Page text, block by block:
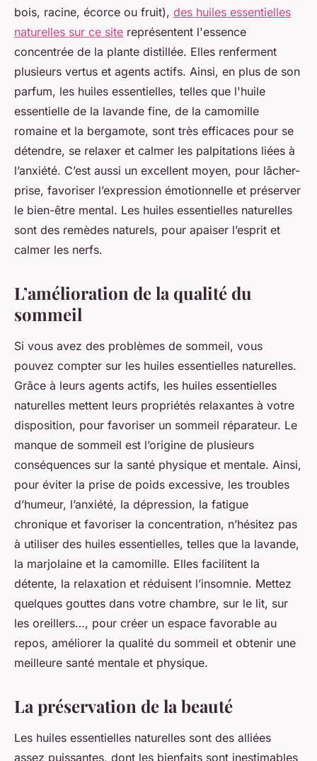
bois, racine, écorce ou fruit), des huiles essentielles
naturelles sur ce site représentent l'essence
concentrée de la plante distillée. Elles renferment
plusieurs vertus et agents actifs. Ainsi, en plus de son
parfum, les huiles essentielles, telles que l'huile
essentielle de la lavande fine, de la camomille
romaine et la bergamote, sont très efficaces pour se
détendre, se relaxer et calmer les palpitations liées à
l’anxiété. C’est aussi un excellent moyen, pour lâcher-
prise, favoriser l’expression émotionnelle et préserver
le bien-être mental. Les huiles essentielles naturelles
sont des remèdes naturels, pour apaiser l’esprit et
calmer les nerfs.
L’amélioration de la qualité du
sommeil
Si vous avez des problèmes de sommeil, vous
pouvez compter sur les huiles essentielles naturelles.
Grâce à leurs agents actifs, les huiles essentielles
naturelles mettent leurs propriétés relaxantes à votre
disposition, pour favoriser un sommeil réparateur. Le
manque de sommeil est l’origine de plusieurs
conséquences sur la santé physique et mentale. Ainsi,
pour éviter la prise de poids excessive, les troubles
d’humeur, l’anxiété, la dépression, la fatigue
chronique et favoriser la concentration, n’hésitez pas
à utiliser des huiles essentielles, telles que la lavande,
la marjolaine et la camomille. Elles facilitent la
détente, la relaxation et réduisent l’insomnie. Mettez
quelques gouttes dans votre chambre, sur le lit, sur
les oreillers…, pour créer un espace favorable au
repos, améliorer la qualité du sommeil et obtenir une
meilleure santé mentale et physique.
La préservation de la beauté
Les huiles essentielles naturelles sont des alliées
assez puissantes, dont les bienfaits sont inestimables